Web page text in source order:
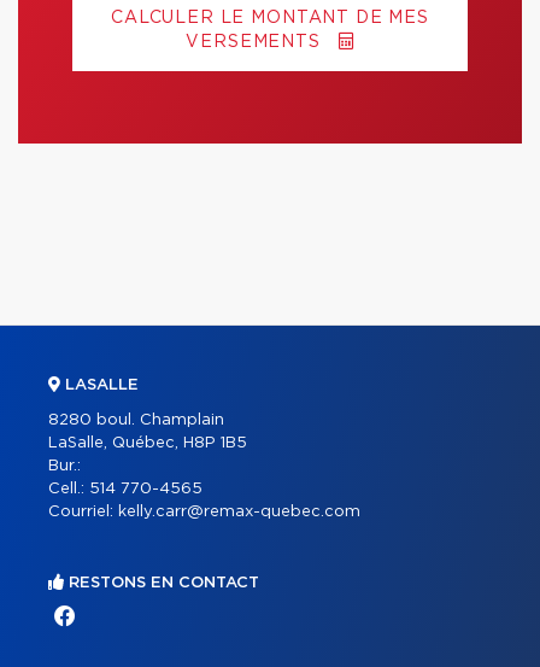
CALCULER LE MONTANT DE MES
VERSEMENTS
LASALLE
8280 boul. Champlain
LaSalle, Québec, H8P 1B5
Bur.:
Cell.: 514 770-4565
Courriel: kelly.carr@remax-quebec.com
RESTONS EN CONTACT